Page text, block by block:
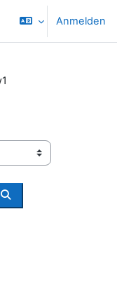
Anmelden
Kurse suchen